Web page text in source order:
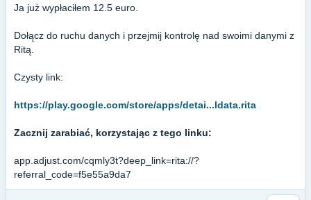
Ja już wypłaciłem 12.5 euro.
Dołącz do ruchu danych i przejmij kontrolę nad swoimi danymi z
Ritą.
Czysty link:
https://play.google.com/store/apps/detai...ldata.rita
Zacznij zarabiać, korzystając z tego linku:
app.adjust.com/cqmly3t?deep_link=rita://?
referral_code=f5e55a9da7